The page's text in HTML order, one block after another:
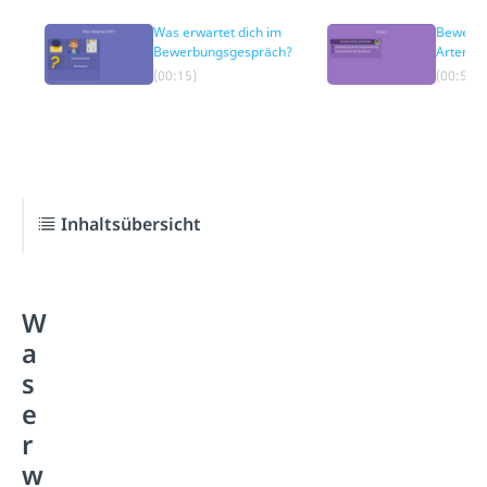
Was erwartet dich im
Bewerbungsgespräch?
(00:15)
Arten
(00:56)
Inhaltsübersicht
W
a
s
e
r
w